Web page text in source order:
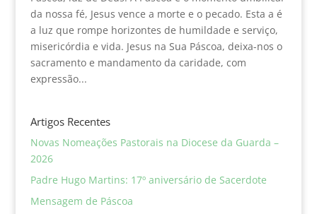
da nossa fé, Jesus vence a morte e o pecado. Esta a é
a luz que rompe horizontes de humildade e serviço,
misericórdia e vida. Jesus na Sua Páscoa, deixa-nos o
sacramento e mandamento da caridade, com
expressão...
Artigos Recentes
Novas Nomeações Pastorais na Diocese da Guarda –
2026
Padre Hugo Martins: 17º aniversário de Sacerdote
Mensagem de Páscoa